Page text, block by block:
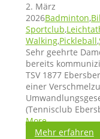
2. März
2026Badminton,
Sportclub,
Walking,Pickleball,
Sehr geehrte
bereits
TSV 1877
einer
(Tennisclub
More...
Mehr erfahren